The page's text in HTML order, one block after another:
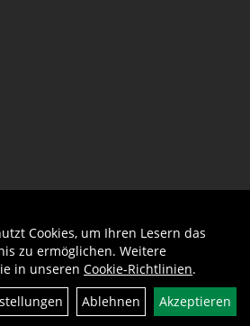
Cookies, um Ihren Lesern das
zu ermöglichen. Weitere
in unseren Cookie-Richtlinien.
Ablehnen Akzeptieren
Auftrag widerrufen